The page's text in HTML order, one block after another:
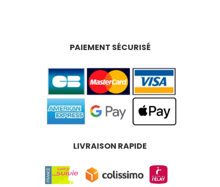
PAIEMENT SÉCURISÉ
LIVRAISON RAPIDE